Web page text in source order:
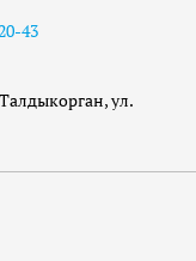
43
ул.